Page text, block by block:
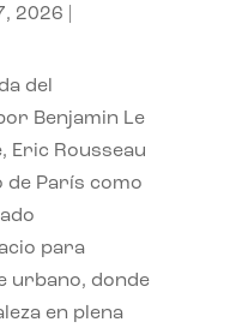
2026
del
Benjamin Le
Eric Rousseau
de París como
para
urbano, donde
en plena